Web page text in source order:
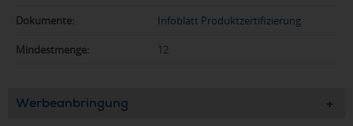
Dokumente: Infoblatt Produktzertifizierung
Mindestmenge: 12
Werbeanbringung